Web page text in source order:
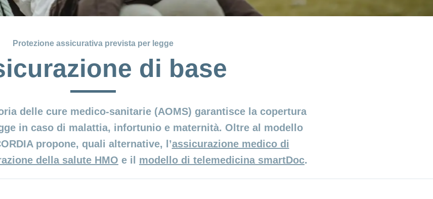
Protezione assicurativa prevista per legge
di base
delle cure medico-sanitarie (AOMS) garantisce la copertura
in caso di malattia, infortunio e maternità. Oltre al modello
propone, quali alternative, l’assicurazione medico di
della salute HMO e il modello di telemedicina smartDoc.